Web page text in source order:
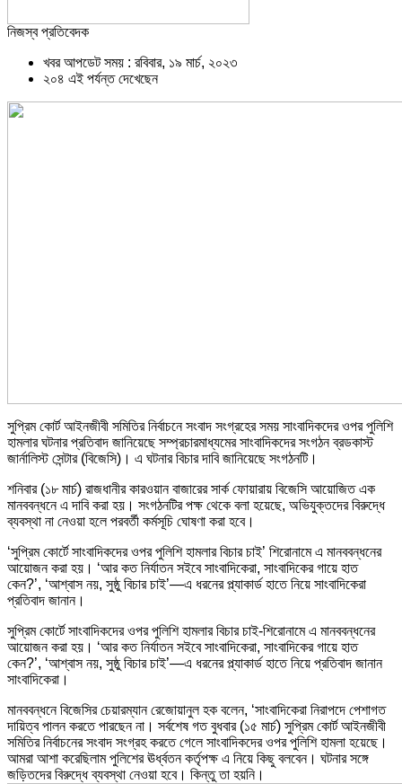
নিজস্ব প্রতিবেদক
খবর আপডেট সময় : রবিবার, ১৯ মার্চ, ২০২৩
২০৪ এই পর্যন্ত দেখেছেন
সুপ্রিম কোর্ট আইনজীবী সমিতির নির্বাচনে সংবাদ সংগ্রহের সময় সাংবাদিকদের ওপর পুলিশি
হামলার ঘটনার প্রতিবাদ জানিয়েছে সম্প্রচারমাধ্যমের সাংবাদিকদের সংগঠন ব্রডকাস্ট
জার্নালিস্ট সেন্টার (বিজেসি)। এ ঘটনার বিচার দাবি জানিয়েছে সংগঠনটি।
শনিবার (১৮ মার্চ) রাজধানীর কারওয়ান বাজারের সার্ক ফোয়ারায় বিজেসি আয়োজিত এক
মানববন্ধনে এ দাবি করা হয়। সংগঠনটির পক্ষ থেকে বলা হয়েছে, অভিযুক্তদের বিরুদ্ধে
ব্যবস্থা না নেওয়া হলে পরবর্তী কর্মসূচি ঘোষণা করা হবে।
‘সুপ্রিম কোর্টে সাংবাদিকদের ওপর পুলিশি হামলার বিচার চাই’ শিরোনামে এ মানববন্ধনের
আয়োজন করা হয়। ‘আর কত নির্যাতন সইবে সাংবাদিকেরা, সাংবাদিকের গায়ে হাত
কেন?’, ‘আশ্বাস নয়, সুষ্ঠু বিচার চাই’—এ ধরনের প্ল্যাকার্ড হাতে নিয়ে সাংবাদিকেরা
প্রতিবাদ জানান।
সুপ্রিম কোর্টে সাংবাদিকদের ওপর পুলিশি হামলার বিচার চাই-শিরোনামে এ মানববন্ধনের
আয়োজন করা হয়। ‘আর কত নির্যাতন সইবে সাংবাদিকেরা, সাংবাদিকের গায়ে হাত
কেন?’, ‘আশ্বাস নয়, সুষ্ঠু বিচার চাই’—এ ধরনের প্ল্যাকার্ড হাতে নিয়ে প্রতিবাদ জানান
সাংবাদিকেরা।
মানববন্ধনে বিজেসির চেয়ারম্যান রেজোয়ানুল হক বলেন, ‘সাংবাদিকেরা নিরাপদে পেশাগত
দায়িত্ব পালন করতে পারছেন না। সর্বশেষ গত বুধবার (১৫ মার্চ) সুপ্রিম কোর্ট আইনজীবী
সমিতির নির্বাচনের সংবাদ সংগ্রহ করতে গেলে সাংবাদিকদের ওপর পুলিশি হামলা হয়েছে।
আমরা আশা করেছিলাম পুলিশের ঊর্ধ্বতন কর্তৃপক্ষ এ নিয়ে কিছু বলবেন। ঘটনার সঙ্গে
জড়িতদের বিরুদ্ধে ব্যবস্থা নেওয়া হবে। কিন্তু তা হয়নি।